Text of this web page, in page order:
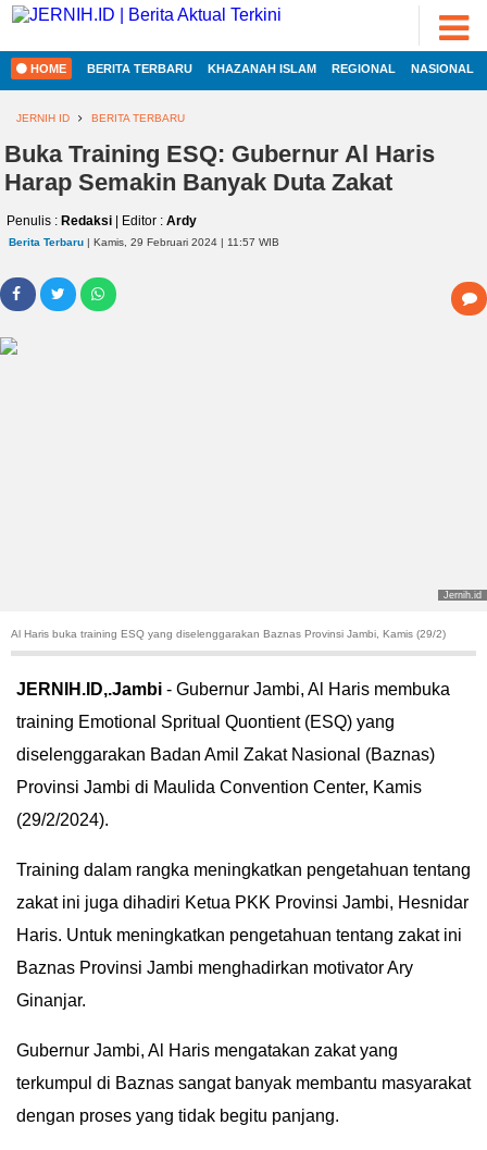
HOME
REGIONAL
LEISUR
TEKNOLOGI
OLAHRAGA
GALLERY
IN
DEPTH
ADVERTORIAL
FOTO
VIDEO
JAMBI
PESONA
PESONA
CAKRAWALA
2022
JERNIH.ID
•
Developed
HOME BERITA TERBARU KHAZANAH ISLAM REGIONAL NASIONAL
JERNIH ID BERITA TERBARU
Buka Training ESQ: Gubernur Al Haris
Harap Semakin Banyak Duta Zakat
Penulis : Redaksi | Editor : Ardy
Berita Terbaru | Kamis, 29 Februari 2024 | 11:57 WIB
Jernih.id
Al Haris buka training ESQ yang diselenggarakan Baznas Provinsi Jambi, Kamis (29/2)
JERNIH.ID,.Jambi - Gubernur Jambi, Al Haris membuka
training Emotional Spritual Quontient (ESQ) yang
diselenggarakan Badan Amil Zakat Nasional (Baznas)
Provinsi Jambi di Maulida Convention Center, Kamis
(29/2/2024).
Training dalam rangka meningkatkan pengetahuan tentang
zakat ini juga dihadiri Ketua PKK Provinsi Jambi, Hesnidar
Haris. Untuk meningkatkan pengetahuan tentang zakat ini
Baznas Provinsi Jambi menghadirkan motivator Ary
Ginanjar.
Gubernur Jambi, Al Haris mengatakan zakat yang
terkumpul di Baznas sangat banyak membantu masyarakat
dengan proses yang tidak begitu panjang.